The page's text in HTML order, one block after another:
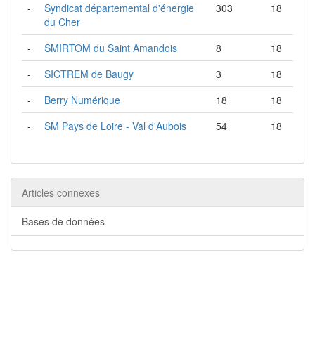
-
Syndicat départemental d'énergie
du Cher
303 18
- SMIRTOM du Saint Amandois 8
18
-
SICTREM de Baugy 3
18
-
Berry Numérique 18
18
-
SM Pays de Loire - Val d'Aubois 54 18
Articles connexes
Bases de données